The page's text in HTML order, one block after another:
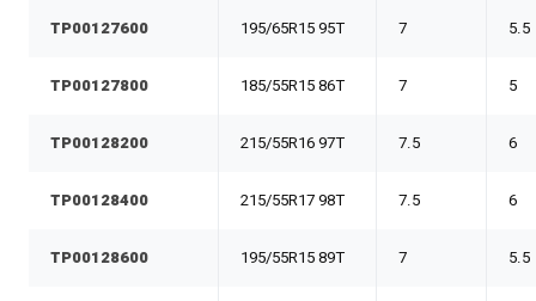
TP00127600 195/65R15 95T 7 5.5
TP00127800 185/55R15 86T 7 5
TP00128200 215/55R16 97T 7.5 6
TP00128400 215/55R17 98T 7.5 6
TP00128600 195/55R15 89T 7 5.5